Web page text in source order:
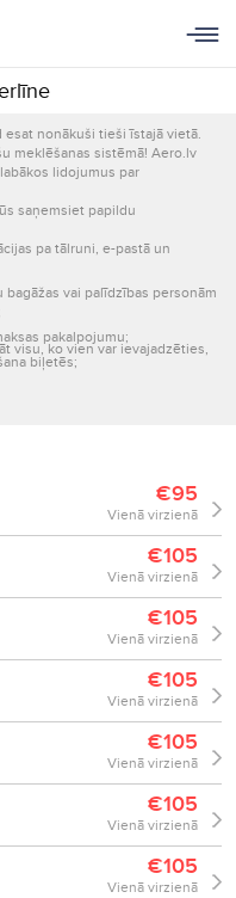
esat nonākuši tieši īstajā vietā.
meklēšanas sistēmā! Aero.lv
lidojumus par
saņemsiet papildu
pa tālruni, e-pastā un
vai palīdzības personām
pakalpojumu;
biļetēs;
un ar īsziņām.
visu, ko vien var ievajadzēties,
€95
Vienā virzienā
€105
Vienā virzienā
€105
Vienā virzienā
€105
Vienā virzienā
€105
Vienā virzienā
€105
Vienā virzienā
€105
Vienā virzienā